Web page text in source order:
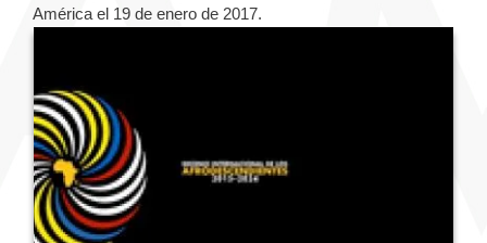
América el 19 de enero de 2017.